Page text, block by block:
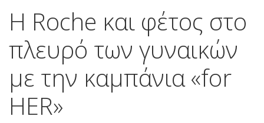
Η Roche και φέτος στο
πλευρό των γυναικών
με την καμπάνια «for
HER»